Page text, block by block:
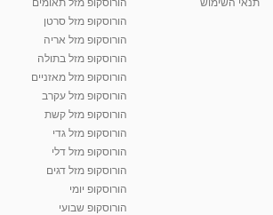
קרין גורן - העוגה המתגלצ’ת ללא קמח
38.5k צפיות
יוסי שר - מתמחה בשיטת אלכסנדר וטאי צ'י
2,734 צפיות
רנה רז-גילו -טיפול אנרגטי ויעוץ רוחני - נומרולוגית
2,310 צפיות
הורוסקופ מזל סרטן
הורוסקופ מזל אריה
הורוסקופ מזל בתולה
הורוסקופ מזל מאזניים
הורוסקופ מזל עקרב
הורוסקופ מזל קשת
הורוסקופ מזל גדי
הורוסקופ מזל דלי
הורוסקופ מזל דגים
הורוסקופ יומי
הורוסקופ שבועי